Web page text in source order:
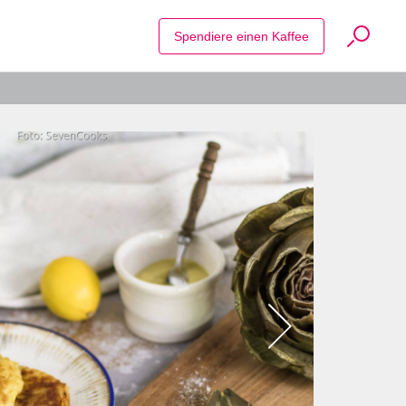
Spendiere einen Kaffee
Suche
Bild
2
zeigen